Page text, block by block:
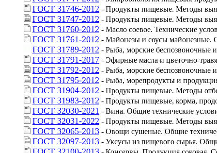
ГОСТ 31746-2012 - Продукты пищевые. Методы
ГОСТ 31747-2012 - Продукты пищевые. Методы
ГОСТ 31760-2012 - Масло соевое. Технические
ГОСТ 31761-2012 - Майонезы и соусы майонезные.
ГОСТ 31789-2012 - Рыба, морские беспозвоночные
ГОСТ 31791-2017 - Эфирные масла и цветочно-
ГОСТ 31792-2012 - Рыба, морские беспозвоночные
ГОСТ 31795-2012 - Рыба, морепродукты и
ГОСТ 31904-2012 - Продукты пищевые. Методы
ГОСТ 31983-2012 - Продукты пищевые, корма,
ГОСТ 32030-2021 - Вина. Общие технические
ГОСТ 32031-2022 - Продукты пищевые. Методы
ГОСТ 32065-2013 - Овощи сушеные. Общие
ГОСТ 32097-2013 - Уксусы из пищевого сырья.